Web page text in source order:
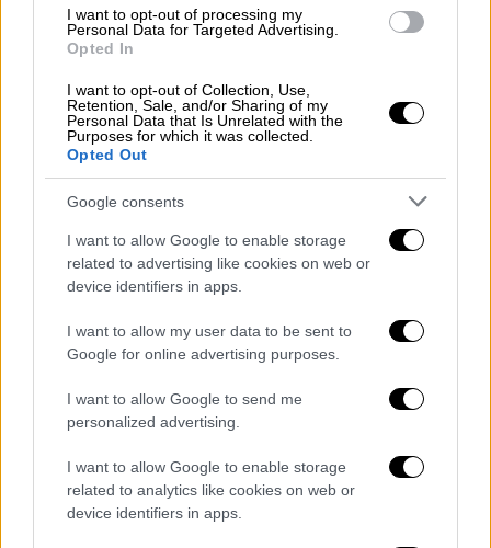
I want to opt-out of processing my
Personal Data for Targeted Advertising.
Opted In
I want to opt-out of Collection, Use,
Retention, Sale, and/or Sharing of my
Personal Data that Is Unrelated with the
Purposes for which it was collected.
Opted Out
Google consents
I want to allow Google to enable storage
related to advertising like cookies on web or
device identifiers in apps.
I want to allow my user data to be sent to
Google for online advertising purposes.
I want to allow Google to send me
personalized advertising.
I want to allow Google to enable storage
related to analytics like cookies on web or
device identifiers in apps.
ασφάλεια αλλά και την αποτελεσματικότητα
Επομένως, οι Άγγλοι, έβλεπαν κάθε φάση
συνεχίσουμε να συλλέγουμε στοιχεία και 1-2
χρόνια μετά την έγκριση του εμβολίου, για
να είμαστε απόλυτα σίγουροι ότι έχουμε
στοιχεία για ένα πολύ μεγάλο χρονικό
διάστημα, όσον αφορά στην
αποτελεσματικότητα και την ασφάλεια».
Το ρωσικό εμβόλιο, από άποψη τεχνικής,
είναι συμβατό με αυτό που χρησιμοποιούν τα
άλλα τρία εμβόλια. Έχουν δώσει και οι
να έχουν ολοκληρώσει τις κλινικές δοκιμές,
όπως οι υπόλοιποι», δήλωσε ο κ. Μόσιαλος
και πρόσθεσε: «Ο Ευρωπαϊκός Οργανισμός
μπορεί να πει και "όχι" (ότι δηλαδή δεν
εγκρίνει τα εμβόλια), δεν μπορούμε να